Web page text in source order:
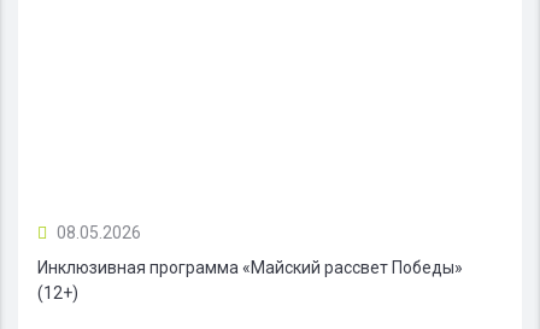
08.05.2026
Инклюзивная программа «Майский рассвет Победы»
(12+)